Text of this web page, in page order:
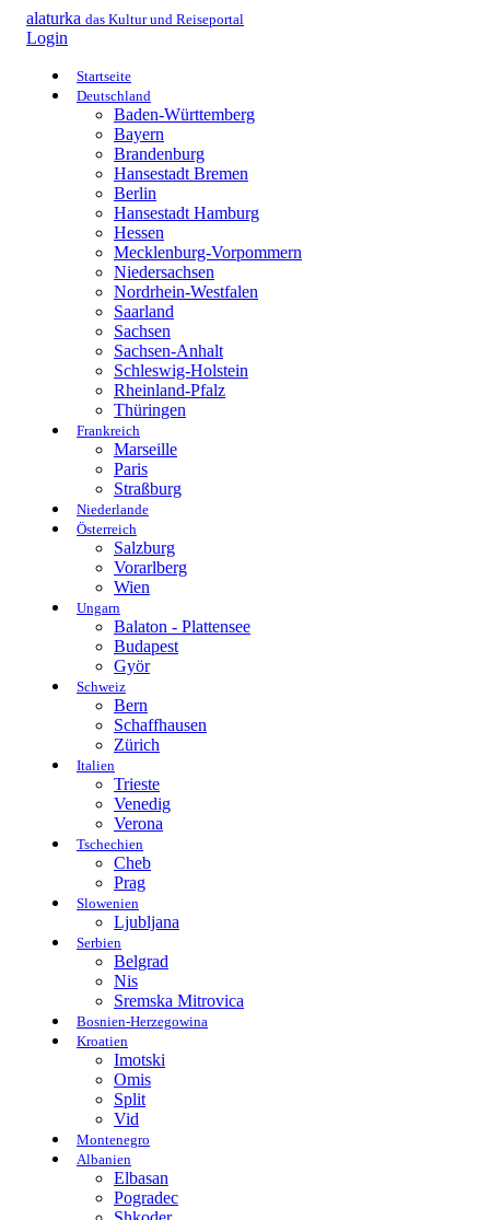
alaturka das Kultur und Reiseportal
Login
Startseite
Deutschland
Baden-Württemberg
Bayern
Brandenburg
Hansestadt Bremen
Berlin
Hansestadt Hamburg
Hessen
Mecklenburg-Vorpommern
Niedersachsen
Nordrhein-Westfalen
Saarland
Sachsen
Sachsen-Anhalt
Schleswig-Holstein
Rheinland-Pfalz
Thüringen
Frankreich
Marseille
Paris
Straßburg
Niederlande
Österreich
Salzburg
Vorarlberg
Wien
Ungarn
Balaton - Plattensee
Budapest
Györ
Schweiz
Bern
Schaffhausen
Zürich
Italien
Trieste
Venedig
Verona
Tschechien
Cheb
Prag
Slowenien
Ljubljana
Serbien
Belgrad
Nis
Sremska Mitrovica
Bosnien-Herzegowina
Kroatien
Imotski
Omis
Split
Vid
Montenegro
Albanien
Elbasan
Pogradec